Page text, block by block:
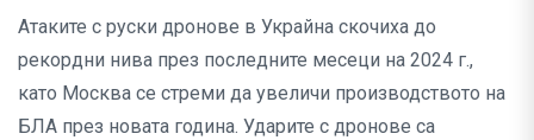
Атаките с руски дронове в Украйна скочиха до
рекордни нива през последните месеци на 2024 г.,
като Москва се стреми да увеличи производството на
БЛА през новата година. Ударите с дронове са